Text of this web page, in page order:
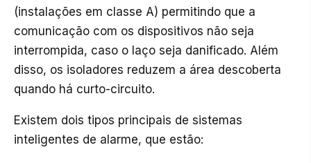
(instalações em classe A) permitindo que a
comunicação com os dispositivos não seja
interrompida, caso o laço seja danificado. Além
disso, os isoladores reduzem a área descoberta
quando há curto-circuito.
Existem dois tipos principais de sistemas
inteligentes de alarme, que estão: